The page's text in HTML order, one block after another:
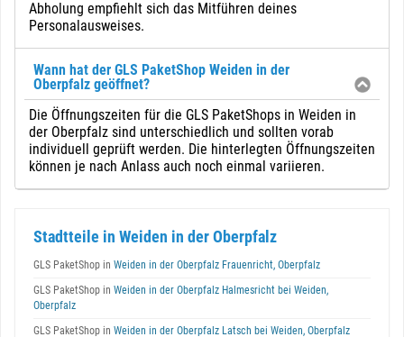
Abholung empfiehlt sich das Mitführen deines
Personalausweises.
Wann hat der GLS PaketShop Weiden in der
Oberpfalz geöffnet?
Die Öffnungszeiten für die GLS PaketShops in Weiden in
der Oberpfalz sind unterschiedlich und sollten vorab
individuell geprüft werden. Die hinterlegten Öffnungszeiten
können je nach Anlass auch noch einmal variieren.
Stadtteile in Weiden in der Oberpfalz
GLS PaketShop in Weiden in der Oberpfalz Frauenricht, Oberpfalz
GLS PaketShop in Weiden in der Oberpfalz Halmesricht bei Weiden,
Oberpfalz
GLS PaketShop in Weiden in der Oberpfalz Latsch bei Weiden, Oberpfalz